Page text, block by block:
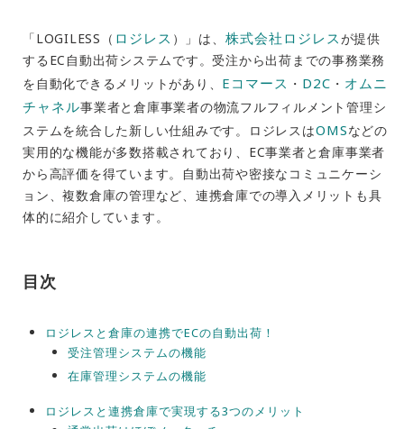
「LOGILESS（ ロジレス ）」は、 株式会社ロジレスが提供
するEC自動出荷システムです。受注から出荷までの事務業務
を自動化できるメリットがあり、 Eコマース ・ D2C ・ オムニ
チャネル事業者と倉庫事業者の物流フルフィルメント管理シ
ステムを統合した新しい仕組みです。ロジレスはOMSなどの
実用的な機能が多数搭載されており、EC事業者と倉庫事業者
から高評価を得ています。自動出荷や密接なコミュニケーシ
ョン、複数倉庫の管理など、連携倉庫での導入メリットも具
体的に紹介しています。
目次
ロジレスと倉庫の連携でECの自動出荷！
受注管理システムの機能
在庫管理システムの機能
ロジレスと連携倉庫で実現する3つのメリット